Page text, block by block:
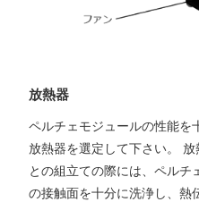
放熱器
ペルチェモジュールの性能を
放熱器を選定して下さい。
との組立ての際には、ペルチ
の接触面を十分に洗浄し、熱